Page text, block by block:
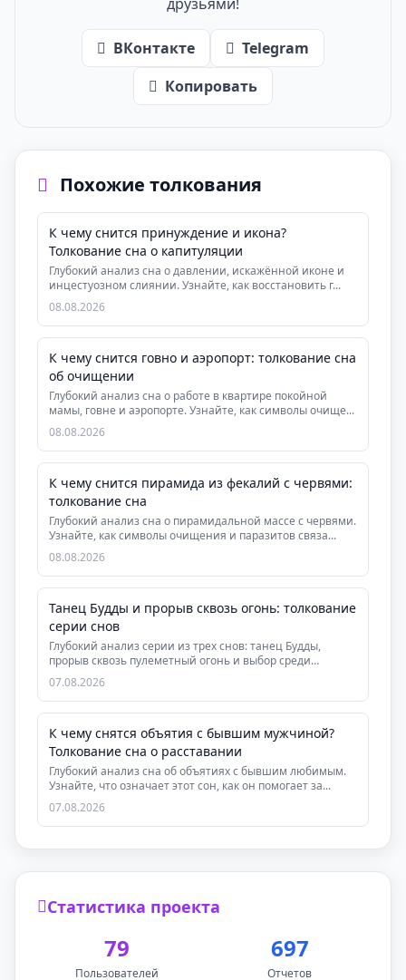
ВКонтакте
Telegram
Копировать
Похожие толкования
К чему снится принуждение и икона?
Толкование сна о капитуляции
Глубокий анализ сна о давлении, искажённой иконе и
инцестуозном слиянии. Узнайте, как восстановить г...
08.08.2026
К чему снится говно и аэропорт: толкование сна
об очищении
Глубокий анализ сна о работе в квартире покойной
мамы, говне и аэропорте. Узнайте, как символы очище...
08.08.2026
К чему снится пирамида из фекалий с червями:
толкование сна
Глубокий анализ сна о пирамидальной массе с червями.
Узнайте, как символы очищения и паразитов связа...
08.08.2026
Танец Будды и прорыв сквозь огонь: толкование
серии снов
Глубокий анализ серии из трех снов: танец Будды,
прорыв сквозь пулеметный огонь и выбор среди
друзей...
07.08.2026
К чему снятся объятия с бывшим мужчиной?
Толкование сна о расставании
Глубокий анализ сна об объятиях с бывшим любимым.
Узнайте, что означает этот сон, как он помогает за...
07.08.2026
Статистика проекта
79
Пользователей
697
Отчетов